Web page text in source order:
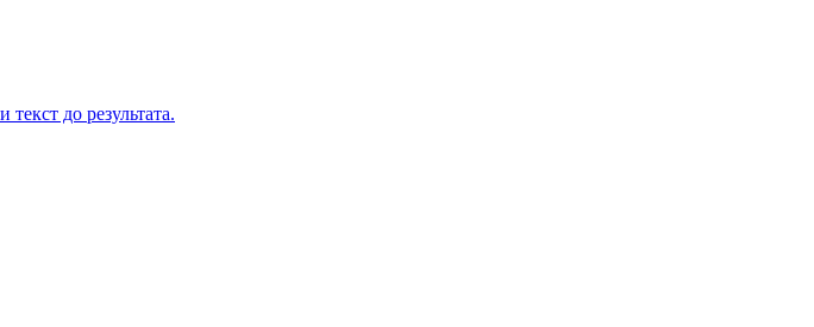
до результата.